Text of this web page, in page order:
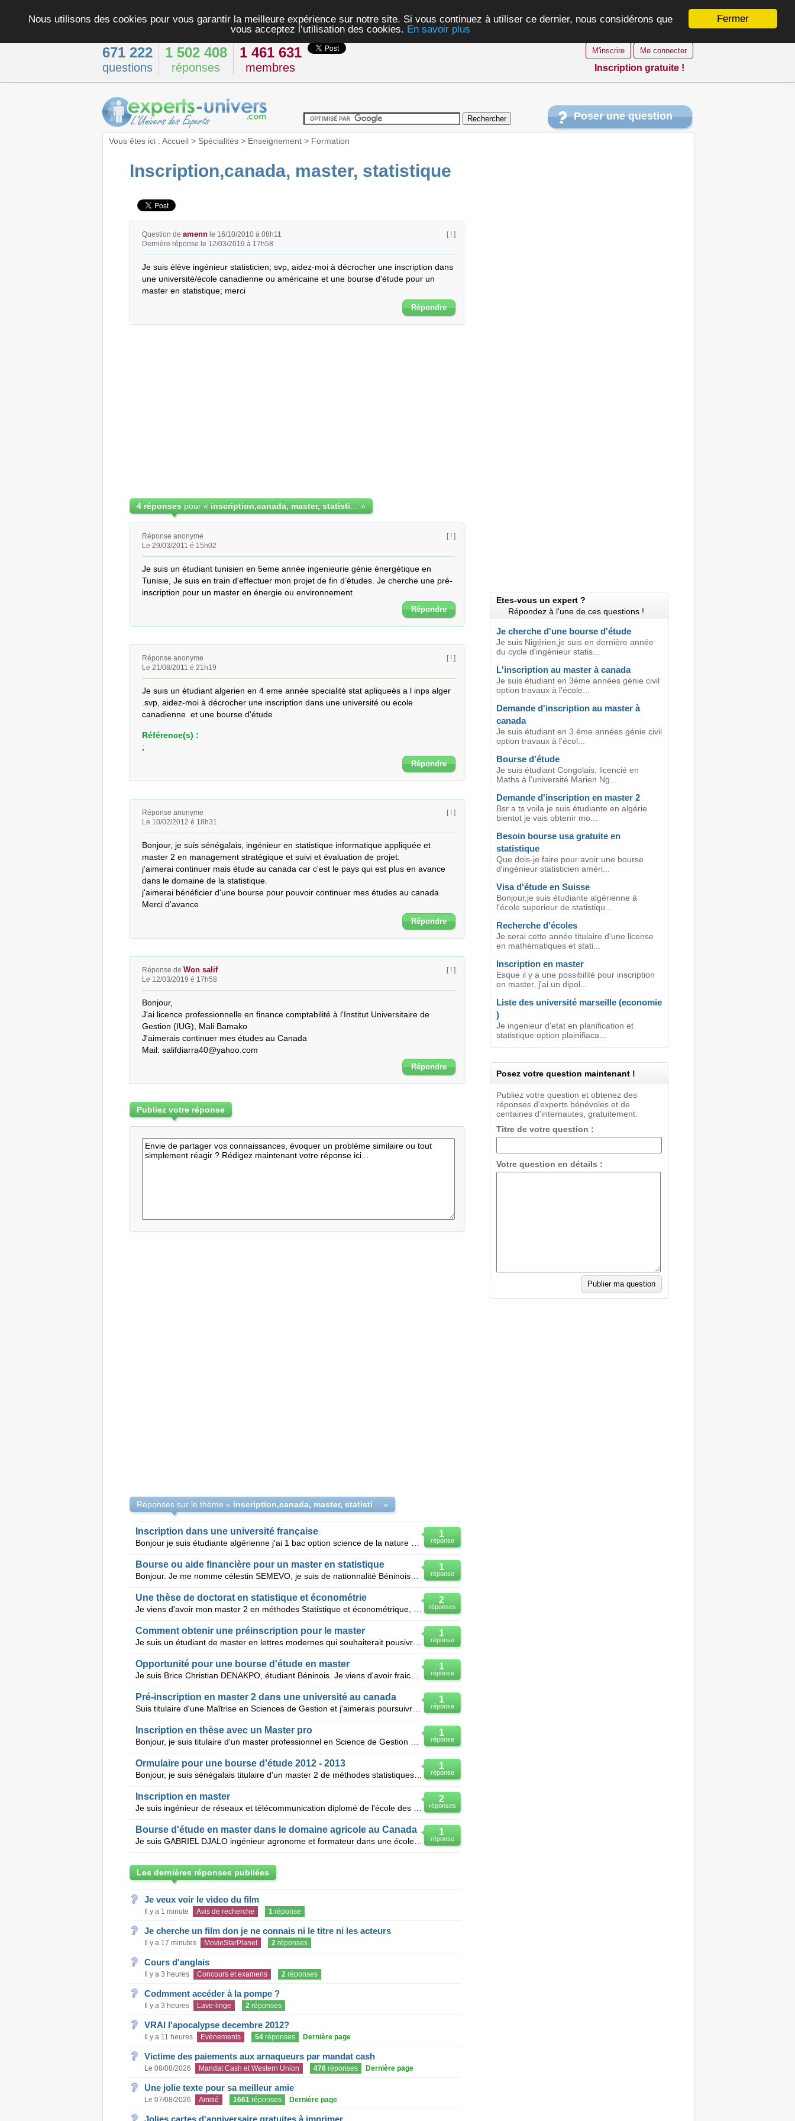
Fermer
Nous utilisons des cookies pour vous garantir la meilleure expérience sur notre site. Si vous continuez à utiliser ce dernier, nous considérons que
vous acceptez l’utilisation des cookies. En savoir plus
671 222
questions
1 502 408
réponses
1 461 631
membres
M'inscrire Me connecter
Inscription gratuite !
Poser une question
Vous êtes ici : Accueil> Spécialités> Enseignement> Formation
Inscription,canada, master, statistique
Question de amennle 16/10/2010 à 08h11
Dernière réponse le 12/03/2019 à 17h58
[ ! ]
Je suis élève ingénieur statisticien; svp, aidez-moi à décrocher une inscription dans
une université/école canadienne ou américaine et une bourse d'étude pour un
master en statistique; merci
Répondre
4 réponses pour « »
Réponse anonyme
Le 29/03/2011 é 15h02
[ ! ]
Je suis un étudiant tunisien en 5eme année ingenieurie génie énergétique en
Tunisie, Je suis en train d'effectuer mon projet de fin d’études. Je cherche une pré-
inscription pour un master en énergie ou environnement
Répondre
Réponse anonyme
Le 21/08/2011 é 21h19
[ ! ]
Je suis un étudiant algerien en 4 eme année specialité stat apliqueés a l inps alger
.svp, aidez-moi à décrocher une inscription dans une université ou ecole
canadienne  et une bourse d'étude
Référence(s) :
;
Répondre
Réponse anonyme
Le 10/02/2012 é 18h31
[ ! ]
Bonjour, je suis sénégalais, ingénieur en statistique informatique appliquée et
master 2 en management stratégique et suivi et évaluation de projet.
j’aimerai continuer mais étude au canada car c'est le pays qui est plus en avance
dans le domaine de la statistique.
j'aimerai bénéficier d'une bourse pour pouvoir continuer mes études au canada
Merci d'avance
Répondre
Réponse de Won salif
Le 12/03/2019 é 17h58
[ ! ]
Bonjour,
J'ai licence professionnelle en finance comptabilité à l'Institut Universitaire de
Gestion (IUG), Mali Bamako
J'aimerais continuer mes études au Canada
Mail: salifdiarra40@yahoo.com
Répondre
Publiez votre réponse
Réponses sur le thème « »
1
réponse
Inscription dans une université française
1
réponse
Bourse ou aide financière pour un master en statistique
Bonjour. Je me nomme célestin SEMEVO, je suis de nationnalité Béninoise, âgé de 22ans et j'ai u
2
réponses
Une thèse de doctorat en statistique et économétrie
1
réponse
Comment obtenir une préinscription pour le master
Je suis un étudiant de master en lettres modernes qui souhaiterait pousivre ses etude dans une unive
1
réponse
Opportunité pour une bourse d'étude en master
Je suis Brice Christian DENAKPO, étudiant Béninois. Je viens d'avoir fraichement la maîtrise en écon
1
réponse
Pré-inscription en master 2 dans une université au canada
Suis titulaire d'une Maîtrise en Sciences de Gestion et j'aimerais poursuivre mes études en faisant
1
réponse
Inscription en thèse avec un Master pro
1
réponse
Ormulaire pour une bourse d'étude 2012 - 2013
Bonjour, je suis sénégalais titulaire d'un master 2 de méthodes statistiques et économétriques j’a
2
réponses
Inscription en master
1
réponse
Bourse d'étude en master dans le domaine agricole au Canada
Je suis GABRIEL DJALO ingénieur agronome et formateur dans une école agricole au Cameroun. Je cherch
Les dernières réponses publiées
Je veux voir le video du film
Il y a 1 minute Avis de recherche 1réponse
Je cherche un film don je ne connais ni le titre ni les acteurs
Il y a 17 minutes MovieStarPlanet 2réponses
Cours d'anglais
Il y a 3 heures Concours et examens 2réponses
Codmment accéder à la pompe ?
Il y a 3 heures Lave-linge 2réponses
VRAI l'apocalypse decembre 2012?
Il y a 11 heures Evènements 54réponses Dernière page
Victime des paiements aux arnaqueurs par mandat cash
Le 08/08/2026 Mandat Cash et Western Union 476réponses Dernière page
Une jolie texte pour sa meilleur amie
Le 07/08/2026 Amitié 1661réponses Dernière page
Jolies cartes d'anniversaire gratuites à imprimer
Etes-vous un expert ?
Répondez à l'une de ces questions !
Je cherche d'une bourse d'étude
Je suis Nigérien,je suis en dernière année
du cycle d'ingénieur statis...
L'inscription au master à canada
Je suis étudiant en 3éme années génie civil
option travaux à l’école...
Demande d'inscription au master à
canada
Je suis étudiant en 3 éme années génie civil
option travaux à l’écol...
Bourse d'étude
Je suis étudiant Congolais, licencié en
Maths à l'université Marien Ng...
Demande d'inscription en master 2
Bsr a ts voila je suis étudiante en algérie
bientot je vais obtenir mo...
Besoin bourse usa gratuite en
statistique
Que dois-je faire pour avoir une bourse
d'ingénieur statisticien améri...
Visa d'étude en Suisse
Bonjour,je suis étudiante algérienne à
l'école superieur de statistiqu...
Recherche d'écoles
Je serai cette année titulaire d'une license
en mathématiques et stati...
Inscription en master
Esque il y a une possibilité pour inscription
en master, j'ai un dipol...
Liste des université marseille (economie
)
Je ingenieur d'etat en planification et
statistique option plainifiaca...
Posez votre question maintenant !
Publiez votre question et obtenez des
réponses d'experts bénévoles et de
centaines d'internautes, gratuitement.
Titre de votre question :
Votre question en détails :